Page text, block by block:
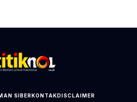
SIBERKONTAKDISCLAIMER